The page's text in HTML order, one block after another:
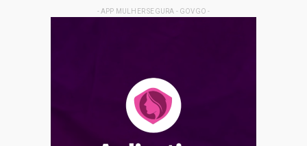
- APP MULHER SEGURA - GOVGO -